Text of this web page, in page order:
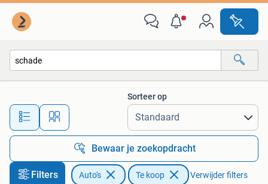
Alle afstanden…
Sorteer op
Bewaar je zoekopdracht
Filters Auto's Te koop Verwijder filters